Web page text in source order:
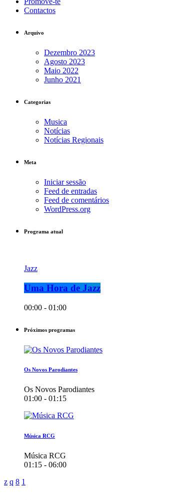
Contactos
Arquivo
Dezembro 2023
Agosto 2023
Maio 2022
Junho 2021
Categorias
Musica
Notícias
Notícias Regionais
Meta
Iniciar sessão
Feed de entradas
Feed de comentários
WordPress.org
Programa atual
Jazz
Uma Hora de Jazz
00:00 - 01:00
Próximos programas
Os Novos Parodiantes
Os Novos Parodiantes
01:00 - 01:15
Música RCG
Música RCG
01:15 - 06:00